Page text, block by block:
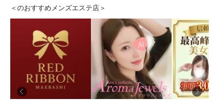
＜のおすすめメンズエステ店＞